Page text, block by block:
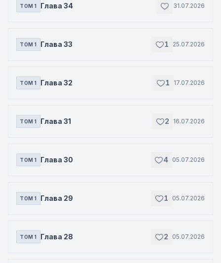
ТОМ 1 Глава 34 31.07.2026
ТОМ 1 Глава 33 1 25.07.2026
ТОМ 1 Глава 32 1 17.07.2026
ТОМ 1 Глава 31 2 16.07.2026
ТОМ 1 Глава 30 4 05.07.2026
ТОМ 1 Глава 29 1 05.07.2026
ТОМ 1 Глава 28 2 05.07.2026